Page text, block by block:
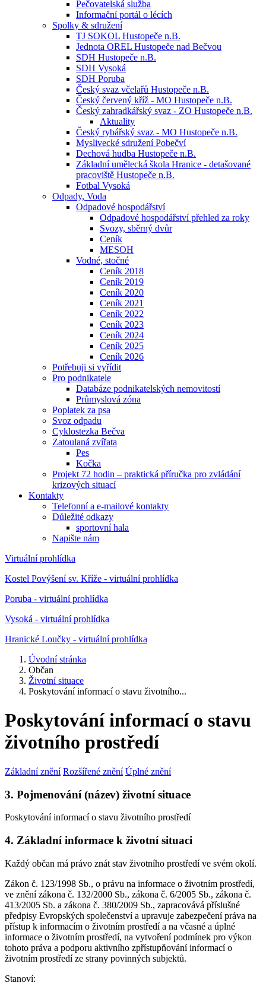
Pečovatelská služba
Informační portál o lécích
Spolky & sdružení
TJ SOKOL Hustopeče n.B.
Jednota OREL Hustopeče nad Bečvou
SDH Hustopeče n.B.
SDH Vysoká
SDH Poruba
Český svaz včelařů Hustopeče n.B.
Český červený kříž - MO Hustopeče n.B.
Český zahradkářský svaz - ZO Hustopeče n.B.
Aktuality
Český rybářský svaz - MO Hustopeče n.B.
Myslivecké sdružení Pobečví
Dechová hudba Hustopeče n.B.
Základní umělecká škola Hranice - detašované
pracoviště Hustopeče n.B.
Fotbal Vysoká
Odpady, Voda
Odpadové hospodářství
Odpadové hospodářství přehled za roky
Svozy, sběrný dvůr
Ceník
MESOH
Vodné, stočné
Ceník 2018
Ceník 2019
Ceník 2020
Ceník 2021
Ceník 2022
Ceník 2023
Ceník 2024
Ceník 2025
Ceník 2026
Potřebuji si vyřídit
Pro podnikatele
Databáze podnikatelských nemovitostí
Průmyslová zóna
Poplatek za psa
Svoz odpadu
Cyklostezka Bečva
Zatoulaná zvířata
Pes
Kočka
Projekt 72 hodin – praktická příručka pro zvládání
krizových situací
Kontakty
Telefonní a e-mailové kontakty
Důležité odkazy
sportovní hala
Napište nám
Virtuální prohlídka
Kostel Povýšení sv. Kříže - virtuální prohlídka
Poruba - virtuální prohlídka
Vysoká - virtuální prohlídka
Hranické Loučky - virtuální prohlídka
Úvodní stránka
Občan
Životní situace
Poskytování informací o stavu životního...
Poskytování informací o stavu
životního prostředí
Základní znění Rozšířené znění Úplné znění
3. Pojmenování (název) životní situace
Poskytování informací o stavu životního prostředí
4. Základní informace k životní situaci
Každý občan má právo znát stav životního prostředí ve svém okolí.
Zákon č. 123/1998 Sb., o právu na informace o životním prostředí,
ve znění zákona č. 132/2000 Sb., zákona č. 6/2005 Sb., zákona č.
413/2005 Sb. a zákona č. 380/2009 Sb., zapracovává příslušné
předpisy Evropských společenství a upravuje zabezpečení práva na
přístup k informacím o životním prostředí a na včasné a úplné
informace o životním prostředí, na vytvoření podmínek pro výkon
tohoto práva a podporu aktivního zpřístupňování informací o
životním prostředí ze strany povinných subjektů.
Stanoví: